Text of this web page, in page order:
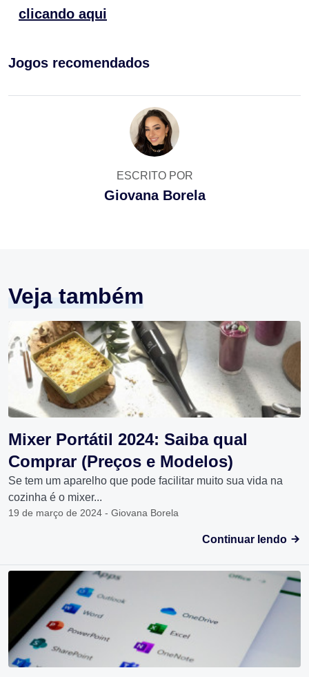
clicando aqui
Jogos recomendados
ESCRITO POR
Giovana Borela
Veja também
Mixer Portátil 2024: Saiba qual
Comprar (Preços e Modelos)
Se tem um aparelho que pode facilitar muito sua vida na
cozinha é o mixer...
19 de março de 2024 - Giovana Borela
Continuar lendo